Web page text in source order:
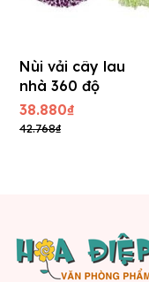
Nùi vải cây lau
nhà 360 độ
38.880₫
42.768₫